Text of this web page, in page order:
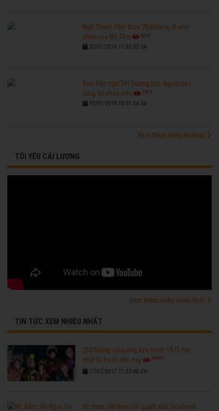
Ngô Thanh Vân, Đàm Vĩnh Hưng đi xem
phim của Mỹ Tâm
6265
03/01/2019 11:03:00 SA
Sao Việt nghỉ Tết Dương lịch: Người tiệc
tùng, kẻ nhập viện
7676
03/01/2019 10:01:54 SA
Xem thêm nhiều tin khác
TÔI YÊU CẢI LƯƠNG
Xem thêm nhiều video khác
TIN TỨC XEM NHIỀU NHẤT
260 tuồng cải lương xưa trước 1975 hay
nhất từ trước đến nay
96197
17/07/2017 11:33:48 CH
Mr. Đàm, Hồ Ngọc Hà quyết add facebook